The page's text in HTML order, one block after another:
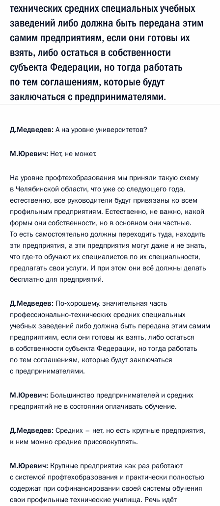
технических средних специальных учебных
заведений либо должна быть передана этим
самим предприятиям, если они готовы их
взять, либо остаться в собственности
субъекта Федерации, но тогда работать
по тем соглашениям, которые будут
заключаться с предпринимателями.
Д.Медведев: А на уровне университетов?
М.Юревич: Нет, не может.
На уровне профтехобразования мы приняли такую схему
в Челябинской области, что уже со следующего года,
естественно, все руководители будут привязаны ко всем
профильным предприятиям. Естественно, не важно, какой
формы они собственности, но в основном они частные.
То есть самостоятельно должны переходить туда, находить
эти предприятия, а эти предприятия могут даже и не знать,
что где‑то обучают их специалистов по их специальности,
предлагать свои услуги. И при этом они всё должны делать
бесплатно для предприятий.
Д.Медведев: По‑хорошему, значительная часть
профессионально-технических средних специальных
учебных заведений либо должна быть передана этим самим
предприятиям, если они готовы их взять, либо остаться
в собственности субъекта Федерации, но тогда работать
по тем соглашениям, которые будут заключаться
с предпринимателями.
М.Юревич: Большинство предпринимателей и средних
предприятий не в состоянии оплачивать обучение.
Д.Медведев: Средних – нет, но есть крупные предприятия,
к ним можно средние присовокуплять.
М.Юревич: Крупные предприятия как раз работают
с системой профтехобразования и практически полностью
содержат при софинансировании своей системы обучения
свои профильные технические училища. Речь идёт